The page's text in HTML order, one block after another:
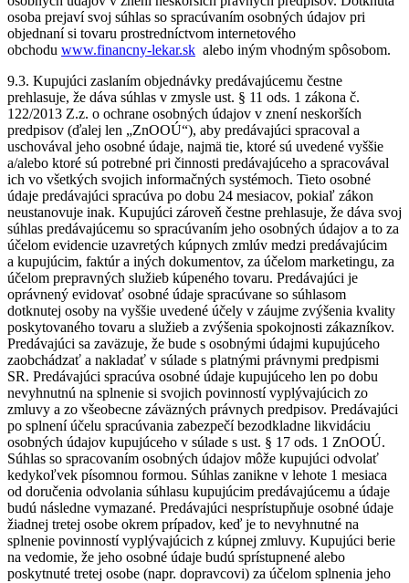
osoba prejaví svoj súhlas so spracúvaním osobných údajov pri
objednaní si tovaru prostredníctvom internetového
obchodu www.financny-lekar.sk alebo iným vhodným spôsobom.
9.3. Kupujúci zaslaním objednávky predávajúcemu čestne
prehlasuje, že dáva súhlas v zmysle ust. § 11 ods. 1 zákona č.
122/2013 Z.z. o ochrane osobných údajov v znení neskorších
predpisov (ďalej len „ZnOOÚ“), aby predávajúci spracoval a
uschovával jeho osobné údaje, najmä tie, ktoré sú uvedené vyššie
a/alebo ktoré sú potrebné pri činnosti predávajúceho a spracovával
ich vo všetkých svojich informačných systémoch. Tieto osobné
údaje predávajúci spracúva po dobu 24 mesiacov, pokiaľ zákon
neustanovuje inak. Kupujúci zároveň čestne prehlasuje, že dáva svoj
súhlas predávajúcemu so spracúvaním jeho osobných údajov a to za
účelom evidencie uzavretých kúpnych zmlúv medzi predávajúcim
a kupujúcim, faktúr a iných dokumentov, za účelom marketingu, za
účelom prepravných služieb kúpeného tovaru. Predávajúci je
oprávnený evidovať osobné údaje spracúvane so súhlasom
dotknutej osoby na vyššie uvedené účely v záujme zvýšenia kvality
poskytovaného tovaru a služieb a zvýšenia spokojnosti zákazníkov.
Predávajúci sa zaväzuje, že bude s osobnými údajmi kupujúceho
zaobchádzať a nakladať v súlade s platnými právnymi predpismi
SR. Predávajúci spracúva osobné údaje kupujúceho len po dobu
nevyhnutnú na splnenie si svojich povinností vyplývajúcich zo
zmluvy a zo všeobecne záväzných právnych predpisov. Predávajúci
po splnení účelu spracúvania zabezpečí bezodkladne likvidáciu
osobných údajov kupujúceho v súlade s ust. § 17 ods. 1 ZnOOÚ.
Súhlas so spracovaním osobných údajov môže kupujúci odvolať
kedykoľvek písomnou formou. Súhlas zanikne v lehote 1 mesiaca
od doručenia odvolania súhlasu kupujúcim predávajúcemu a údaje
budú následne vymazané. Predávajúci nesprístupňuje osobné údaje
žiadnej tretej osobe okrem prípadov, keď je to nevyhnutné na
splnenie povinností vyplývajúcich z kúpnej zmluvy. Kupujúci berie
na vedomie, že jeho osobné údaje budú sprístupnené alebo
poskytnuté tretej osobe (napr. dopravcovi) za účelom splnenia jeho